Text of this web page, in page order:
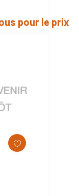
pour le prix